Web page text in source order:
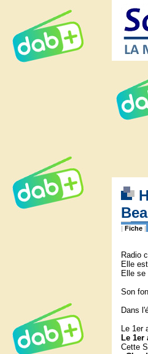
| Fiche |
Radio
Elle
Elle se
Son
Dans
Le 1er
Le 1er
Cette